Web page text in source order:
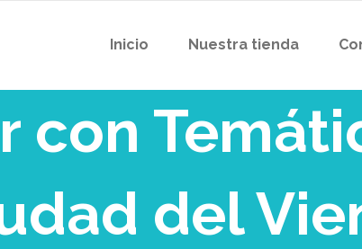
Inicio Nuestra tienda
con
del